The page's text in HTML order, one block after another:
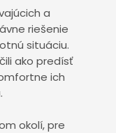
a
riešenie
situáciu.
ako predísť
ich
okolí, pre